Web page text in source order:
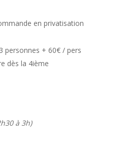
en privatisation
personnes + 60€ / pers
dès la 4ième
à 3h)